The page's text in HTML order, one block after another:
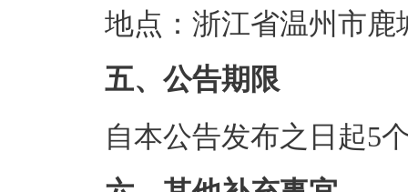
地点：浙江省温州市鹿
五、公告期限
自本公告发布之日起5